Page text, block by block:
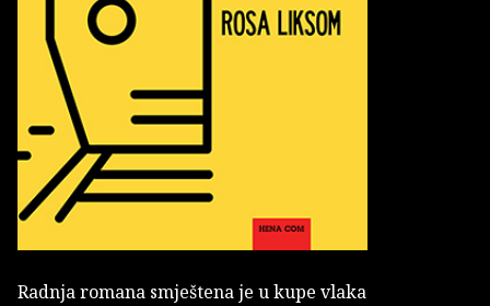
Radnja romana smještena je u kupe vlaka